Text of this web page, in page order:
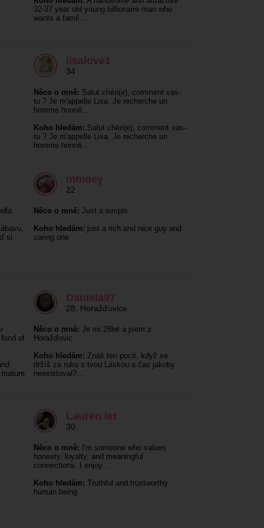
32-37 year old young billionaire man who
wants a famil…
lisalove1
34
Něco o mně: Salut chéri(e), comment vas-
tu ? Je m'appelle Lisa. Je recherche un
homme honnê…
Koho hledám: Salut chéri(e), comment vas-
tu ? Je m'appelle Lisa. Je recherche un
homme honnê…
si
mhidey
22
Něco o mně: Just a simple
Koho hledám: just a rich and nice guy and
caring one
of
Daniela97
28 Horažďovice
Něco o mně: Je mi 28let a jsem z
Horažďovic.
Koho hledám: Znáš ten pocit, když se
držíš za ruku s tvou Láskou a čas jakoby
neexistoval?…
Lauren let
30
Něco o mně: I'm someone who values
honesty, loyalty, and meaningful
connections. I enjoy…
Koho hledám: Truthful and trustworthy
human being